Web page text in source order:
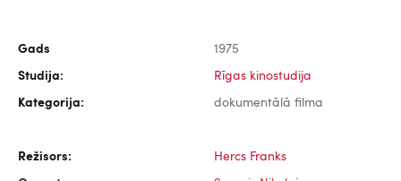
Gads 1975
Studija: Rīgas kinostudija
Kategorija: dokumentālā filma
Režisors: Hercs Franks